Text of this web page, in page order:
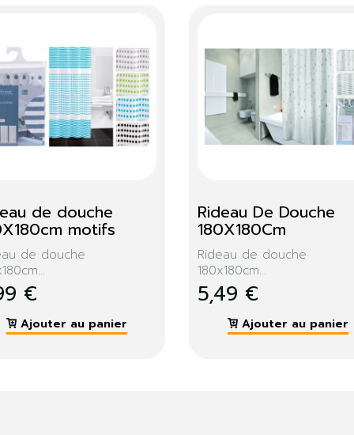
de douche
motifs
de douche
€
Ajouter au panier
Rideau De Douche
180X180Cm
Rideau de douche
180x180cm...
5,49 €
Ajouter au panier